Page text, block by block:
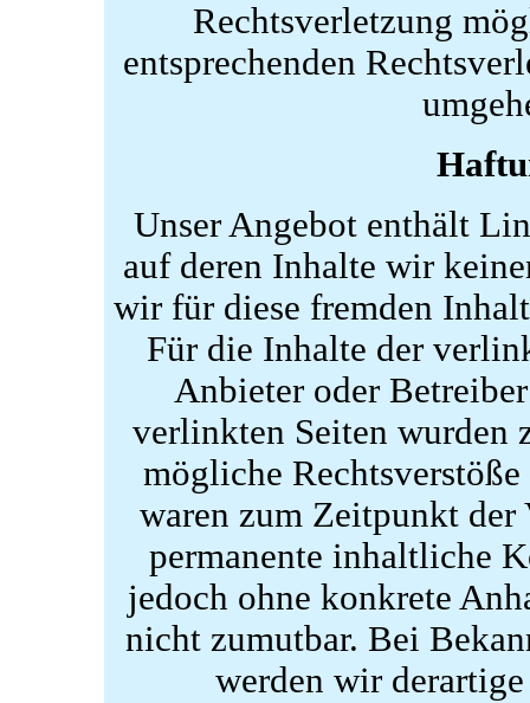
Rechtsverletzung
entsprechenden
Unser Angebot enthält
auf deren Inhalte wir
wir für diese fremden
Für die Inhalte der
Anbieter oder
verlinkten Seiten wurden
mögliche
waren zum Zeitpunkt
permanente inhaltliche
jedoch ohne konkrete
nicht zumutbar. Bei
werden wir